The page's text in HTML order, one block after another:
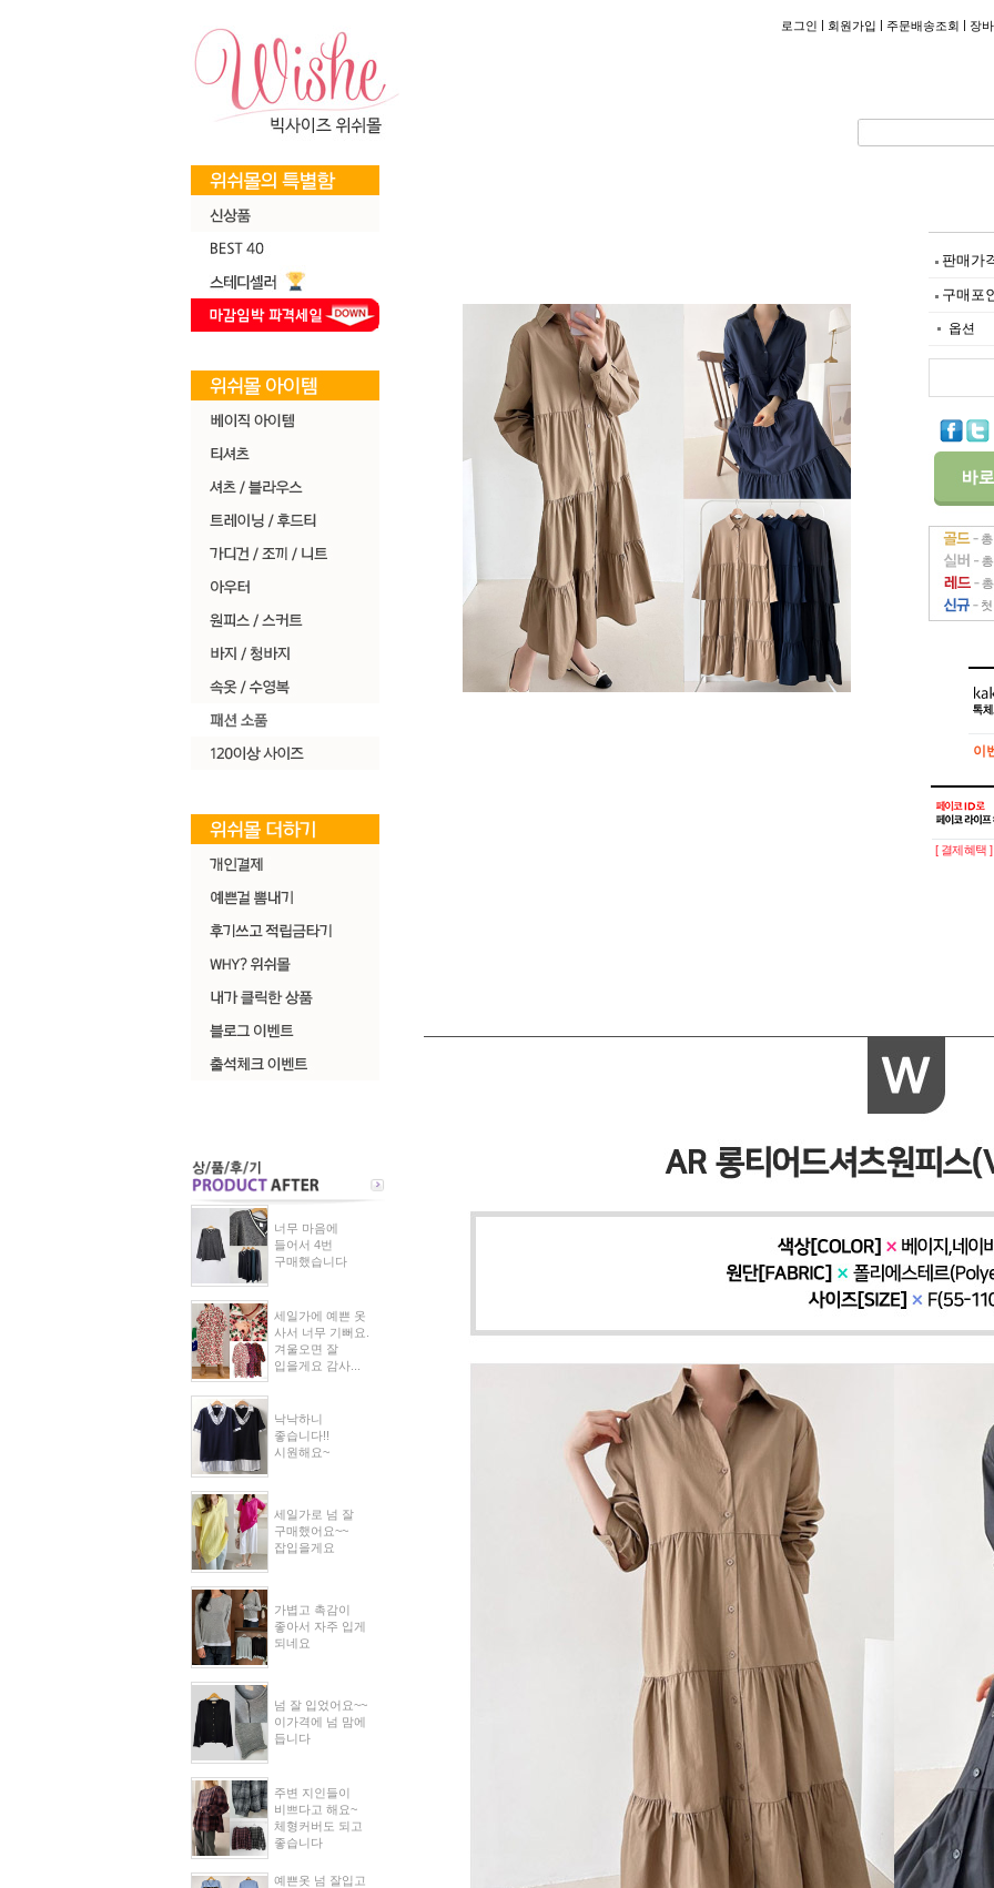
로그인 | 회원가입 | 주문배송조회 | 장
너무 마음에
들어서 4번
구매했습니다
세일가에 예쁜 옷
사서 너무 기뻐요.
겨울오면 잘
입을게요 감사...
낙낙하니
좋습니다!!
시원해요~
세일가로 넘 잘
구매했어요~~
잡입을게요
가볍고 촉감이
좋아서 자주 입게
되네요
넘 잘 입었어요~~
이가격에 넘 맘에
듭니다
주변 지인들이
비쁘다고 해요~
체형커버도 되고
좋습니다
예쁜옷 넘 잘입고
판매가
구매포
옵션
이
[ 결제혜택